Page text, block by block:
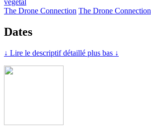
végétal
The Drone Connection The Drone Connection
Dates
↓ Lire le descriptif détaillé plus bas ↓